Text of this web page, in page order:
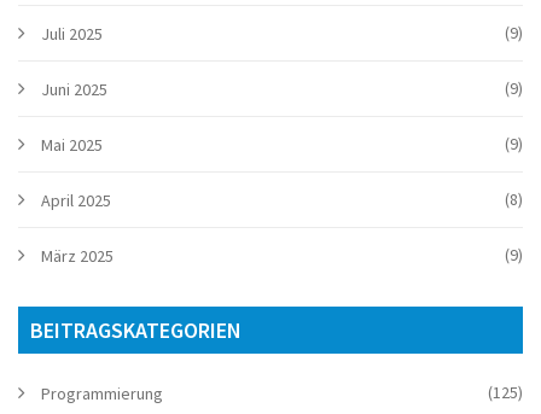
Juli 2025 (9)
Juni 2025 (9)
Mai 2025 (9)
April 2025 (8)
März 2025 (9)
BEITRAGSKATEGORIEN
Programmierung (125)